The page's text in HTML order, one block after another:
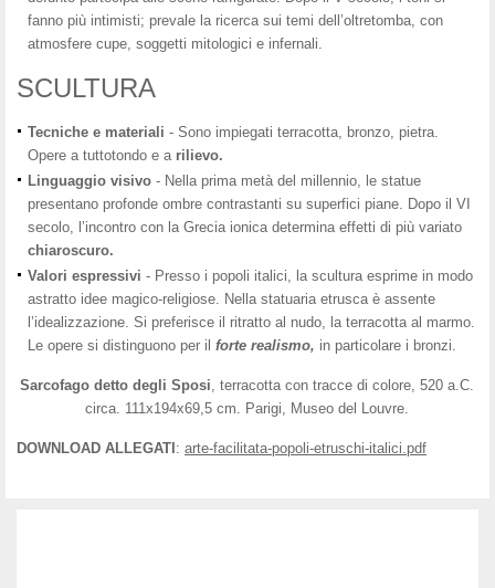
fanno più intimisti; prevale la ricerca sui temi dell’oltretomba, con
atmosfere cupe, soggetti mitologici e infernali.
SCULTURA
Tecniche e materiali - Sono impiegati terracotta, bronzo, pietra.
Opere a tuttotondo e a rilievo.
Linguaggio visivo - Nella prima metà del millennio, le statue
presentano profonde ombre contrastanti su superfici piane. Dopo il VI
secolo, l’incontro con la Grecia ionica determina effetti di più variato
chiaroscuro.
Valori espressivi - Presso i popoli italici, la scultura esprime in modo
astratto idee magico-religiose. Nella statuaria etrusca è assente
l’idealizzazione. Si preferisce il ritratto al nudo, la terracotta al marmo.
Le opere si distinguono per il forte realismo, in particolare i bronzi.
Sarcofago detto degli Sposi, terracotta con tracce di colore, 520 a.C.
circa. 111x194x69,5 cm. Parigi, Museo del Louvre.
DOWNLOAD ALLEGATI : arte-facilitata-popoli-etruschi-italici.pdf